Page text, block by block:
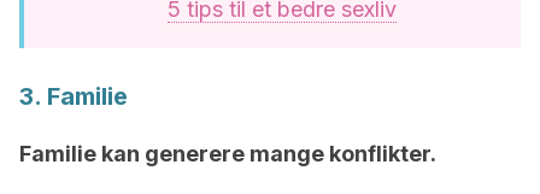
5 tips til et bedre sexliv
3. Familie
Familie kan generere mange konflikter.